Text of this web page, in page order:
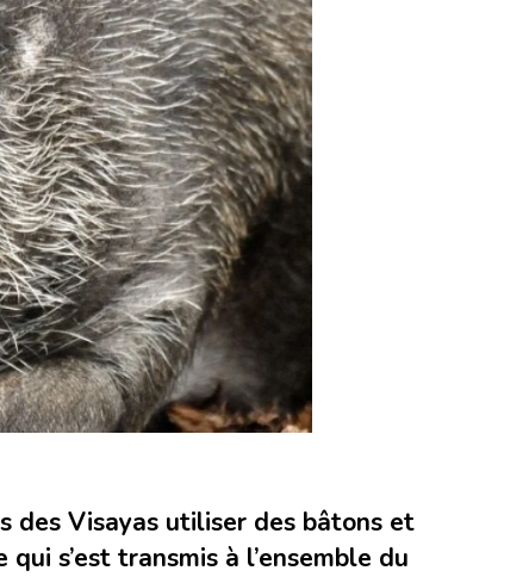
des Visayas utiliser des bâtons et
s’est transmis à l’ensemble du